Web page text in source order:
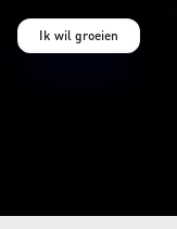
Ik wil groeien